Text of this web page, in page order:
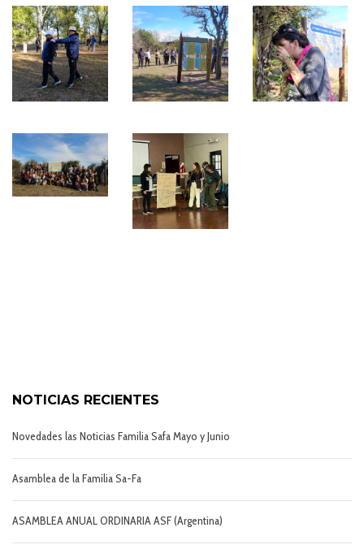
NOTICIAS RECIENTES
Novedades las Noticias Familia Safa Mayo y Junio
Asamblea de la Familia Sa-Fa
ASAMBLEA ANUAL ORDINARIA ASF (Argentina)